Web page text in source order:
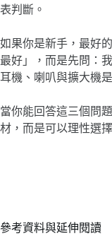
表判斷。
如果你是新手，最好
最好」，而是先問：
耳機、喇叭與擴大機
當你能回答這三個問
材，而是可以理性選
參考資料與延伸閱讀